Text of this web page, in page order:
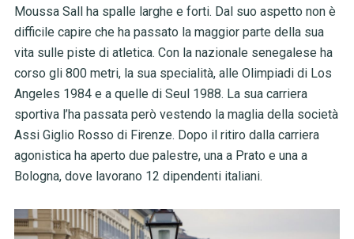
Moussa Sall ha spalle larghe e forti. Dal suo aspetto non è
difficile capire che ha passato la maggior parte della sua
vita sulle piste di atletica. Con la nazionale senegalese ha
corso gli 800 metri, la sua specialità, alle Olimpiadi di Los
Angeles 1984 e a quelle di Seul 1988. La sua carriera
sportiva l’ha passata però vestendo la maglia della società
Assi Giglio Rosso di Firenze. Dopo il ritiro dalla carriera
agonistica ha aperto due palestre, una a Prato e una a
Bologna, dove lavorano 12 dipendenti italiani.